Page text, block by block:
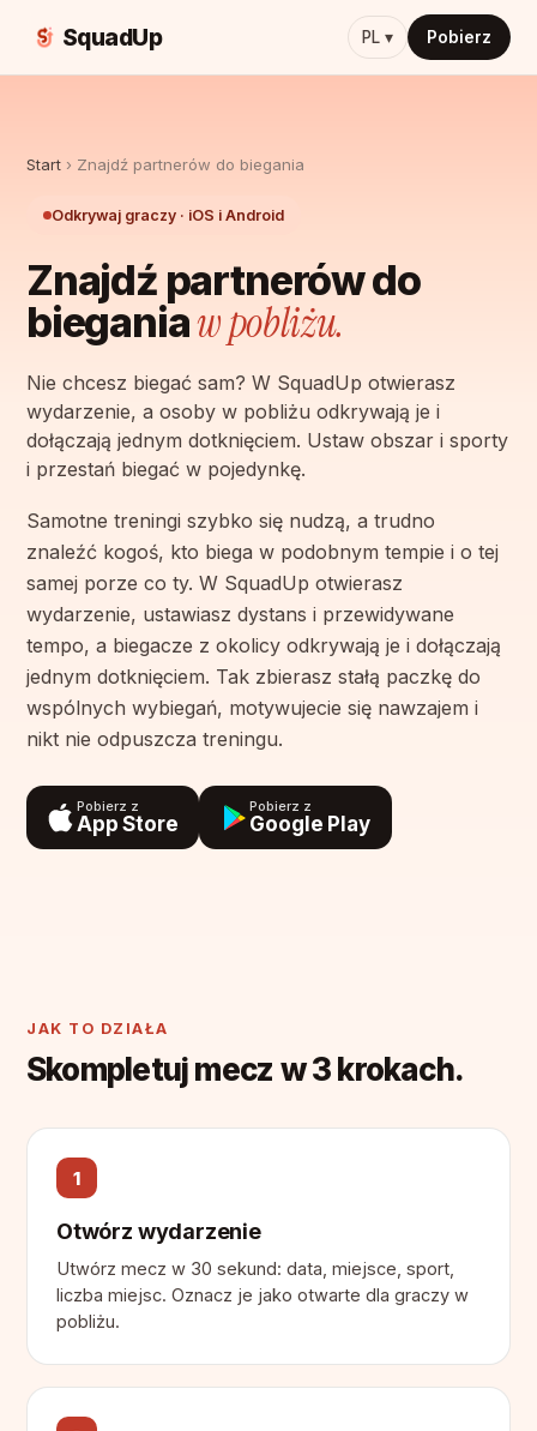
SquadUp PL ▾ Pobierz
Start › Znajdź partnerów do biegania
Odkrywaj graczy · iOS i Android
Znajdź partnerów do
bieganiaw pobliżu.
Nie chcesz biegać sam? W SquadUp otwierasz
wydarzenie, a osoby w pobliżu odkrywają je i
dołączają jednym dotknięciem. Ustaw obszar i sporty
i przestań biegać w pojedynkę.
Samotne treningi szybko się nudzą, a trudno
znaleźć kogoś, kto biega w podobnym tempie i o tej
samej porze co ty. W SquadUp otwierasz
wydarzenie, ustawiasz dystans i przewidywane
tempo, a biegacze z okolicy odkrywają je i dołączają
jednym dotknięciem. Tak zbierasz stałą paczkę do
wspólnych wybiegań, motywujecie się nawzajem i
nikt nie odpuszcza treningu.
Pobierz z
App Store
Pobierz z
Google Play
JAK TO DZIAŁA
Skompletuj mecz w 3 krokach.
1
Otwórz wydarzenie
Utwórz mecz w 30 sekund: data, miejsce, sport,
liczba miejsc. Oznacz je jako otwarte dla graczy w
pobliżu.